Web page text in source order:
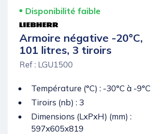
Disponibilité faible
Armoire négative -20°C,
101 litres, 3 tiroirs
Ref : LGU1500
Température (°C) : -30°C à -9°C
Tiroirs (nb) : 3
Dimensions (LxPxH) (mm) :
597x605x819